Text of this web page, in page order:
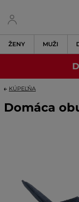
ŽENY MUŽI
KÚPEĽŇA
Domáca